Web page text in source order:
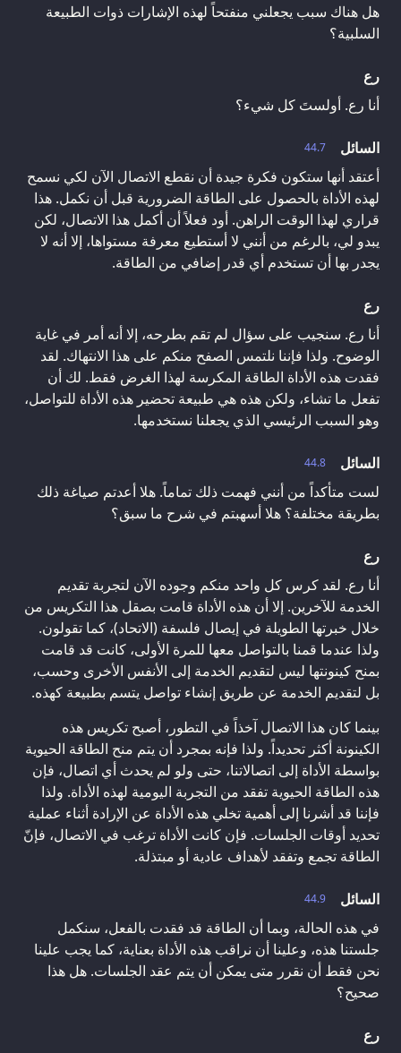
هل هناك سبب يجعلني منفتحاً لهذه الإشارات ذوات الطبيعة
السلبية؟
رع
أنا رع. أولستَ كل شيء؟
44.7
السائل
أعتقد أنها ستكون فكرة جيدة أن نقطع الاتصال الآن لكي نسمح
لهذه الأداة بالحصول على الطاقة الضرورية قبل أن نكمل. هذا
قراري لهذا الوقت الراهن. أود فعلاً أن أكمل هذا الاتصال، لكن
يبدو لي، بالرغم من أنني لا أستطيع معرفة مستواها، إلا أنه لا
يجدر بها أن تستخدم أي قدر إضافي من الطاقة.
رع
أنا رع. سنجيب على سؤال لم تقم بطرحه، إلا أنه أمر في غاية
الوضوح. ولذا فإننا نلتمس الصفح منكم على هذا الانتهاك. لقد
فقدت هذه الأداة الطاقة المكرسة لهذا الغرض فقط. لك أن
تفعل ما تشاء، ولكن هذه هي طبيعة تحضير هذه الأداة للتواصل،
وهو السبب الرئيسي الذي يجعلنا نستخدمها.
44.8
السائل
لست متأكداً من أنني فهمت ذلك تماماً. هلا أعدتم صياغة ذلك
بطريقة مختلفة؟ هلا أسهبتم في شرح ما سبق؟
رع
أنا رع. لقد كرس كل واحد منكم وجوده الآن لتجربة تقديم
الخدمة للآخرين. إلا أن هذه الأداة قامت بصقل هذا التكريس من
خلال خبرتها الطويلة في إيصال فلسفة (الاتحاد)، كما تقولون.
ولذا عندما قمنا بالتواصل معها للمرة الأولى، كانت قد قامت
بمنح كينونتها ليس لتقديم الخدمة إلى الأنفس الأخرى وحسب،
بل لتقديم الخدمة عن طريق إنشاء تواصل يتسم بطبيعة كهذه.
بينما كان هذا الاتصال آخذاً في التطور، أصبح تكريس هذه
الكينونة أكثر تحديداً. ولذا فإنه بمجرد أن يتم منح الطاقة الحيوية
بواسطة الأداة إلى اتصالاتنا، حتى ولو لم يحدث أي اتصال، فإن
هذه الطاقة الحيوية تفقد من التجربة اليومية لهذه الأداة. ولذا
فإننا قد أشرنا إلى أهمية تخلي هذه الأداة عن الإرادة أثناء عملية
تحديد أوقات الجلسات. فإن كانت الأداة ترغب في الاتصال، فإنّ
الطاقة تجمع وتفقد لأهداف عادية أو مبتذلة.
44.9
السائل
في هذه الحالة، وبما أن الطاقة قد فقدت بالفعل، سنكمل
جلستنا هذه، وعلينا أن نراقب هذه الأداة بعناية، كما يجب علينا
نحن فقط أن نقرر متى يمكن أن يتم عقد الجلسات. هل هذا
صحيح؟
رع